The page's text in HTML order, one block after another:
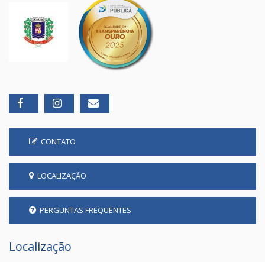
CONTATO
LOCALIZAÇÃO
PERGUNTAS FREQUENTES
Localização